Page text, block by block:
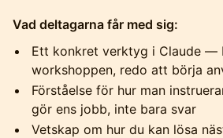
Vad deltagarna får med sig:
Ett konkret verktyg i Claude —
workshoppen, redo att börja
Förståelse för hur man
gör ens jobb, inte bara svar
Vetskap om hur du kan lösa